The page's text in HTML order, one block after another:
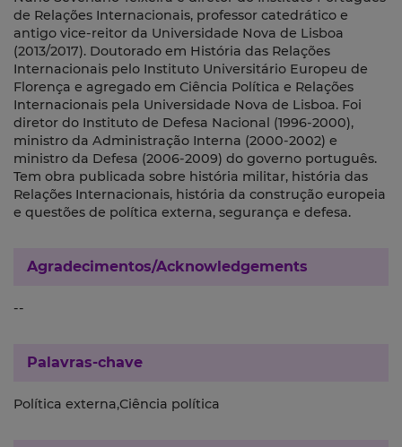
de Relações Internacionais, professor catedrático e
antigo vice-reitor da Universidade Nova de Lisboa
(2013/2017). Doutorado em História das Relações
Internacionais pelo Instituto Universitário Europeu de
Florença e agregado em Ciência Política e Relações
Internacionais pela Universidade Nova de Lisboa. Foi
diretor do Instituto de Defesa Nacional (1996-2000),
ministro da Administração Interna (2000-2002) e
ministro da Defesa (2006-2009) do governo português.
Tem obra publicada sobre história militar, história das
Relações Internacionais, história da construção europeia
e questões de política externa, segurança e defesa.
Agradecimentos/Acknowledgements
--
Palavras-chave
Política externa,Ciência política